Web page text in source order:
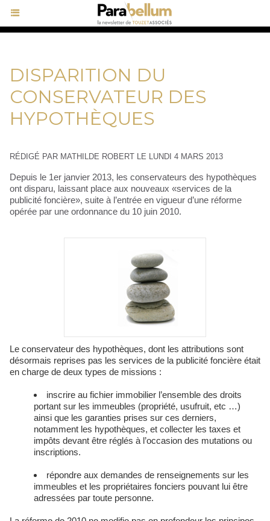
DISPARITION DU
CONSERVATEUR DES
HYPOTHÈQUES
RÉDIGÉ PAR MATHILDE ROBERT LE LUNDI 4 MARS 2013
Depuis le 1er janvier 2013, les conservateurs des hypothèques
ont disparu, laissant place aux nouveaux «services de la
publicité foncière», suite à l’entrée en vigueur d’une réforme
opérée par une ordonnance du 10 juin 2010.
Le conservateur des hypothèques, dont les attributions sont
désormais reprises pas les services de la publicité foncière était
en charge de deux types de missions :
inscrire au fichier immobilier l’ensemble des droits
portant sur les immeubles (propriété, usufruit, etc …)
ainsi que les garanties prises sur ces derniers,
notamment les hypothèques, et collecter les taxes et
impôts devant être réglés à l’occasion des mutations ou
inscriptions.
répondre aux demandes de renseignements sur les
immeubles et les propriétaires fonciers pouvant lui être
adressées par toute personne.